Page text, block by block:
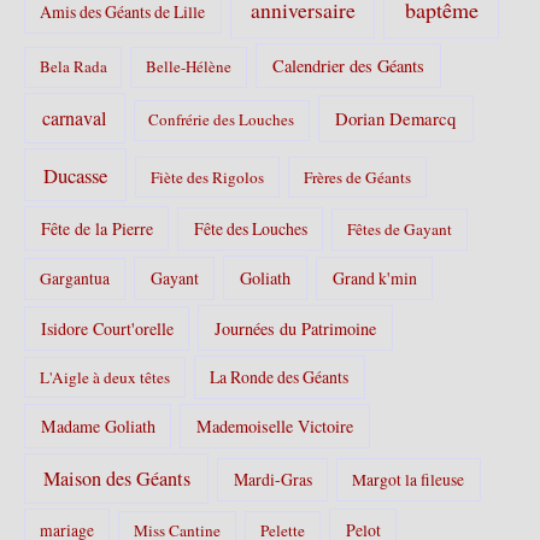
Amis des Géants de Lille anniversaire baptême
Bela Rada Belle-Hélène Calendrier des Géants
carnaval Confrérie des Louches Dorian Demarcq
Ducasse Fiète des Rigolos Frères de Géants
Fête de la Pierre Fête des Louches Fêtes de Gayant
Gargantua Gayant Goliath Grand k'min
Isidore Court'orelle Journées du Patrimoine
L'Aigle à deux têtes La Ronde des Géants
Madame Goliath Mademoiselle Victoire
Maison des Géants Mardi-Gras Margot la fileuse
mariage Miss Cantine Pelette Pelot